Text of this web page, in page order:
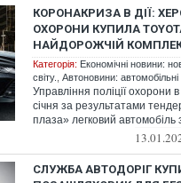
КОРОНАКРИЗА В ДІЇ:
ОХОРОНИ КУПИЛА
НАЙДОРОЖЧІЙ
Категорія: Економічні новини:
світу.
Автоновини:
Управління поліції охорони
січня за результатами
плаза» легковий автомобіль
СЛУЖБА АВТОДОРІГ